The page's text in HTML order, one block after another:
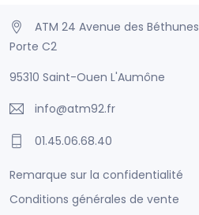
ATM 24 Avenue des Béthunes
Porte C2
95310 Saint-Ouen L'Aumône
info@atm92.fr
01.45.06.68.40
Remarque sur la confidentialité
Conditions générales de vente